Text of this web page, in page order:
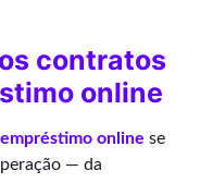
contratos
online
empréstimo online se
— da